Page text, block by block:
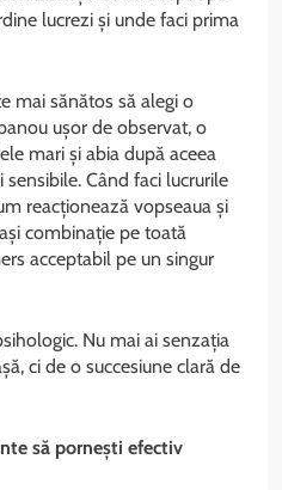
lucrezi și unde faci prima
mai sănătos să alegi o
ușor de observat, o
mari și abia după aceea
Când faci lucrurile
reacționează vopseaua și
combinație pe toată
acceptabil pe un singur
Nu mai ai senzația
ci de o succesiune clară de
să pornești efectiv